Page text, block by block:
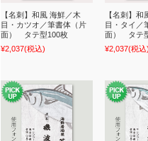
【名刺】和風 海鮮／木
目・カツオ／筆書体（片
面） タテ型100枚
¥2,037(税込)
【名刺】和
目・タイ／
面） タテ
¥2,037(税込